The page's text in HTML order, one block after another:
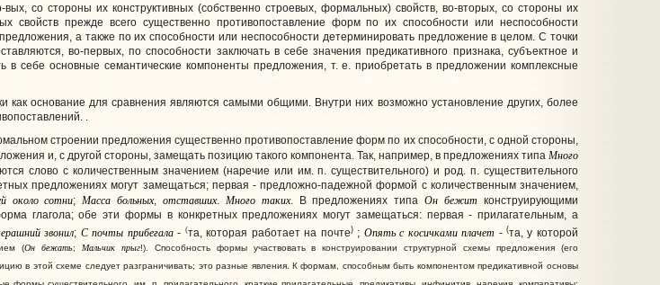
со стороны их конструктивных (собственно строевых, формальных) свойств, во-вторых, со стороны их
свойств прежде всего существенно противопоставление форм по их способности или неспособности
а также по их способности или неспособности детерминировать предложение в целом. С точки
во-первых, по способности заключать в себе значения предикативного признака, субъектное и
в себе основные семантические компоненты предложения, т. е. приобретать в предложении комплексные
как основание для сравнения являются самыми общими. Внутри них возможно установление других, более
.
строении предложения существенно противопоставление форм по их способности, с одной стороны,
и, с другой стороны, замещать позицию такого компонента. Так, например, в предложениях типа Много
слово с количественным значением (наречие или им. п. существительного) и род. п. существительного
предложениях могут замещаться; первая - предложно-падежной формой с количественным значением,
около сотни;Масса больных,отставших. Много таких. В предложениях типаОн бежит конструирующими
глагола; обе эти формы в конкретных предложениях могут замещаться: первая - прилагательным, а
звонил; С почты прибегала- (та, которая работает на почте) ; Опять с косичками плачет -(та, у которой
(Он бежать; Мальчик прыг!). Способность формы участвовать в конструировании структурной схемы предложения (его
в этой схеме следует разграничивать; это разные явления. К формам, способным быть компонентом предикативной основы